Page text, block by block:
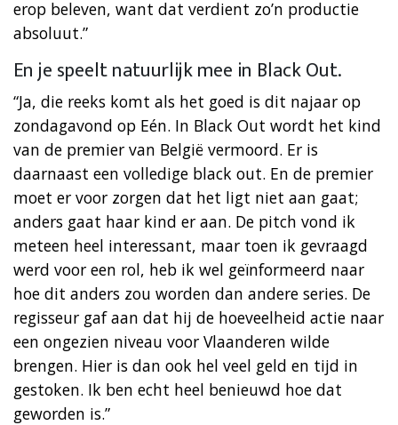
erop beleven, want dat verdient zo’n productie
absoluut.”
En je speelt natuurlijk mee in Black Out.
“Ja, die reeks komt als het goed is dit najaar op
zondagavond op Eén. In Black Out wordt het kind
van de premier van België vermoord. Er is
daarnaast een volledige black out. En de premier
moet er voor zorgen dat het ligt niet aan gaat;
anders gaat haar kind er aan. De pitch vond ik
meteen heel interessant, maar toen ik gevraagd
werd voor een rol, heb ik wel geïnformeerd naar
hoe dit anders zou worden dan andere series. De
regisseur gaf aan dat hij de hoeveelheid actie naar
een ongezien niveau voor Vlaanderen wilde
brengen. Hier is dan ook hel veel geld en tijd in
gestoken. Ik ben echt heel benieuwd hoe dat
geworden is.”